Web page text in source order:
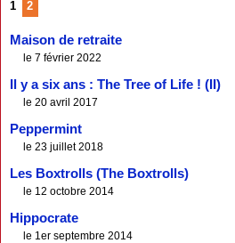
1 2
Maison de retraite
le 7 février 2022
Il y a six ans : The Tree of Life ! (II)
le 20 avril 2017
Peppermint
le 23 juillet 2018
Les Boxtrolls (The Boxtrolls)
le 12 octobre 2014
Hippocrate
le 1er septembre 2014